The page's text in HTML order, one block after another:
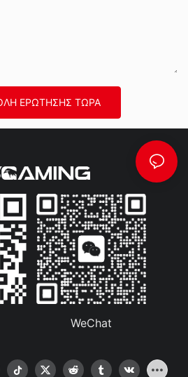
ΕΡΏΤΗΣΗΣ ΤΏΡΑ
WeChat